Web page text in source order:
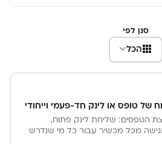
סנן לפי
הכל
של טופס או לינק חד-פעמי וייחודי
הטפסים: שליחת לינק פתוח,
מכל מכשיר עבור כל מי שנדרש